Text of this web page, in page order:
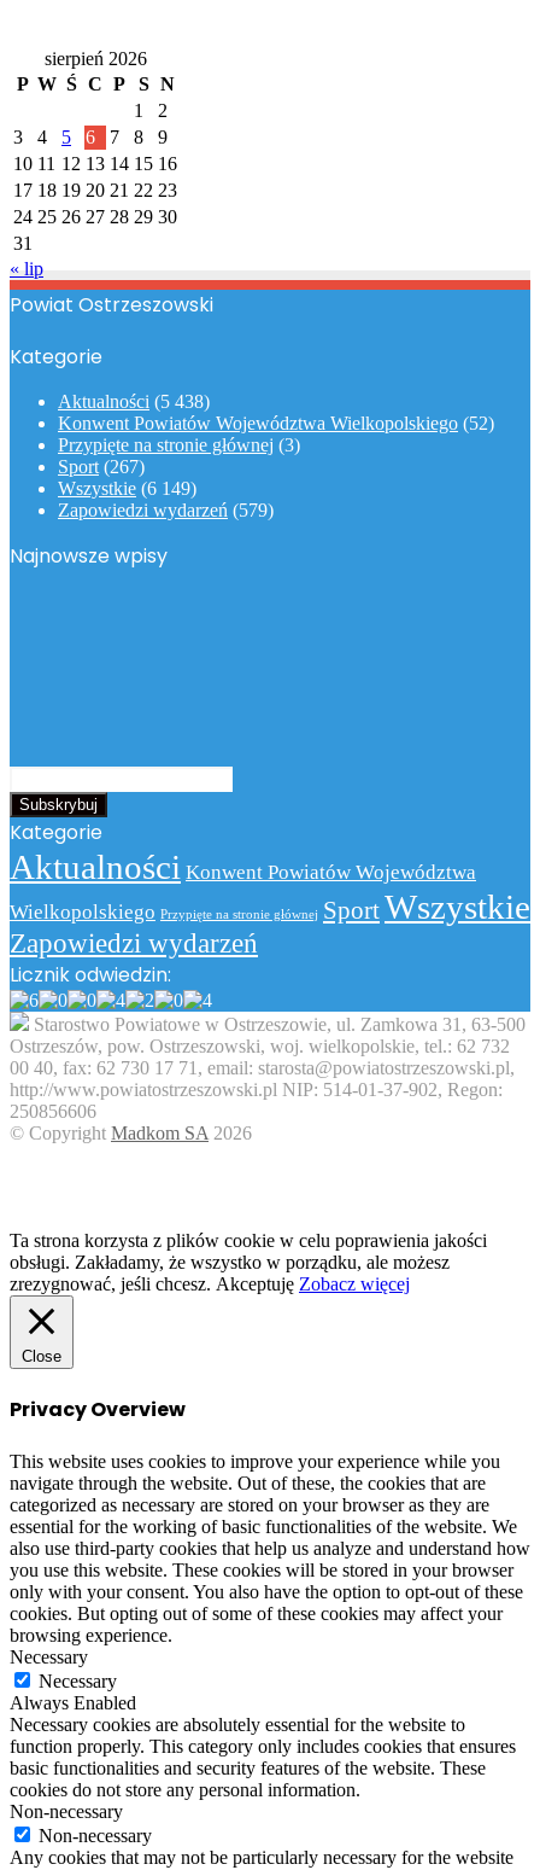
sierpień 2026
P W Ś C P S N
1
2
3
4 5 6 7 8
9
10 11 12 13 14 15 16
17 18 19 20 21 22 23
24 25 26 27 28 29 30
31
« lip
Powiat Ostrzeszowski
Kategorie
Aktualności (5 438)
Konwent Powiatów Województwa Wielkopolskiego (52)
Przypięte na stronie głównej (3)
Sport (267)
Wszystkie (6 149)
Zapowiedzi wydarzeń (579)
Najnowsze wpisy
swój
adres
email
Kategorie
Aktualności Konwent Powiatów Województwa
Wielkopolskiego Przypięte na stronie głównej SportWszystkie
Zapowiedzi wydarzeń
Licznik odwiedzin:
Starostwo Powiatowe w Ostrzeszowie, ul. Zamkowa 31, 63-500
Ostrzeszów, pow. Ostrzeszowski, woj. wielkopolskie, tel.: 62 732
00 40, fax: 62 730 17 71, email: starosta@powiatostrzeszowski.pl,
http://www.powiatostrzeszowski.pl NIP: 514-01-37-902, Regon:
250856606
© Copyright Madkom SA 2026
Ta strona korzysta z plików cookie w celu poprawienia jakości
obsługi. Zakładamy, że wszystko w porządku, ale możesz
zrezygnować, jeśli chcesz. Akceptuję Zobacz więcej
Close
Privacy Overview
This website uses cookies to improve your experience while you
navigate through the website. Out of these, the cookies that are
categorized as necessary are stored on your browser as they are
essential for the working of basic functionalities of the website. We
also use third-party cookies that help us analyze and understand how
you use this website. These cookies will be stored in your browser
only with your consent. You also have the option to opt-out of these
cookies. But opting out of some of these cookies may affect your
browsing experience.
Necessary
Necessary
Always Enabled
Necessary cookies are absolutely essential for the website to
function properly. This category only includes cookies that ensures
basic functionalities and security features of the website. These
cookies do not store any personal information.
Non-necessary
Non-necessary
Any cookies that may not be particularly necessary for the website